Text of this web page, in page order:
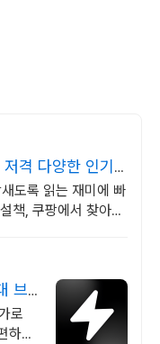
격 다양한 인기
도록 읽는 재미에 빠
책, 쿠팡에서 찾아보
브
로
게!